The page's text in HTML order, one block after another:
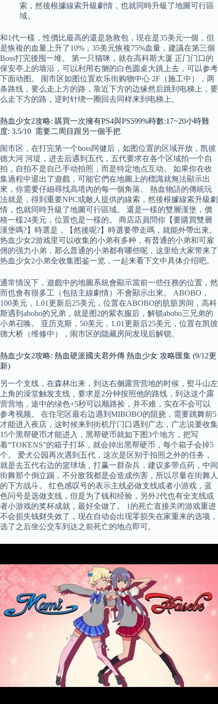
索，然後根據線索升級劇情，也就同時升級了地圖可行區
域。
和1代一樣，性價比最高的還是急救包，現在是35美元一個，但
是恢複的血量上升了10%，35美元恢複75%血量，建議在第三個
Boss打完後囤一堆。 第一只猫咪，就在高科斯大厦 正门门口的
保安亭上的墙沿，可以利用右侧的白色圆桌大跳上去，可以参考
下面动图。 闹市区如图位置欢乐街购物中心 2F（施工中），两
条路线，要么走上方的路，靠近下方的边缘然后跳到电梯上，要
么走下方的路，逆时针绕一圈回去同样来到电梯上。
熱血少女2攻略: 購買一次擁有PS4與PS599%時數:17~20小時難
度: 3.5/10 需要二周目跟另一個手把
闹市区，在打完第一个boss阿健后，如图位置的区域开放，凯彼
德大河 河堤，进去后遇到五代，五代要求在各个区域拍一个自
拍，自拍不是自己手动拍照，而是特定地点互动。 如果你在收
集過程中退出了遊戲，可能它們在地圖上的標識就無法顯示出
來，你需要仔細尋找高塔內的每一個角落。 熱血物語的傳統玩
法就是，得到重要NPC或敵人提供的線索，然後根據線索升級劇
情，也就同時升級了地圖可行區域。 還是一樣的雙層漢堡，價
格一樣24美元，位置也是一樣的。 商店店員問你【要購買雙層
漢堡嗎?】時選是，【然後呢?】時選要帶走嗎，就能外帶出來。
热血少女2游戏里可以收集的小弟有多种，有普通的小弟和可雇
佣的强力小弟，那么普通的小弟都有哪些呢，这里给大家带来了
热血少女2小弟全收集图鉴一览，一起来看下文中具体介绍吧。
通常情況下，遊戲中的地圖系統會顯示當前一些任務的位置，然
而也會有很多工（包括主線劇情）不會顯示出來。 ABOBO，
100美元，1.01更新后25美元，位置在ABOBO的肮脏房间，高科
斯遇到abobo的兄弟，就是图2的紫衣服后，解锁abobo三兄弟的
小弟召唤。 亚历克斯，50美元，1.01更新后25美元，位置在凯彼
德大桥（维修中），闹市区的隐藏房间发现后解锁。
熱血少女2攻略: 熱血硬派國夫君外傳 熱血少女 攻略匯集 (9/12更
新)
另一个支线，在森林出来，到达右侧露营营地的时候，熨斗山左
上角的澡堂触发支线，要求是2分钟按照他的路线，到达这个露
营营地，途中的绿色+5秒可以顺路捡，并不难，实在不会可以
参考视频。 在住宅区最右边遇到MIBOBO的阻挠，需要跳舞前5
才能进入夜店，这时候来到街机厅门口遇到广志，广志说要收集
15个黑帮硬币才能进入，黑帮硬币就如下图3个地方，把写
着“TOKENS”的箱子打坏，就会掉出黑帮硬币，每个箱子会掉5
个。 爱犬公园再次遇到五代，这次是区别于拍照之外的任务，
就是去五代右边的篮球场，打赢一群杂兵，建议多带点药，中间
街舞那个倒立踢，不分敌我都是会造成伤害，所以尽量在街舞人
的下方战斗。 红色感叹号的表示主线必做支线或者小游戏，蓝
色问号是选做支线，但是为了钱和经验，另外2代也有全支线或
者小游戏的奖杯成就，最好全做了。 1的死亡直接关闭游戏重进
不会损失钱财失效了，现在自动会出现零损失在家重来的选项，
选了之后坐公交车到达之前死亡的地点即可。